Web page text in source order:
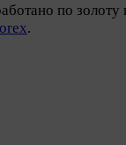
по
.